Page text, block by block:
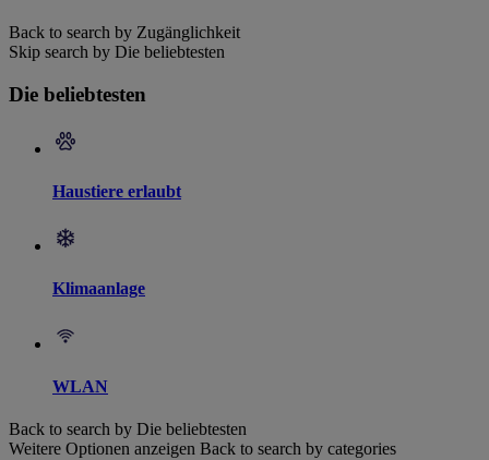
Back to search by Zugänglichkeit
Skip search by Die beliebtesten
Die beliebtesten
Haustiere erlaubt
Klimaanlage
WLAN
Back to search by Die beliebtesten
Weitere Optionen anzeigen Back to search by categories